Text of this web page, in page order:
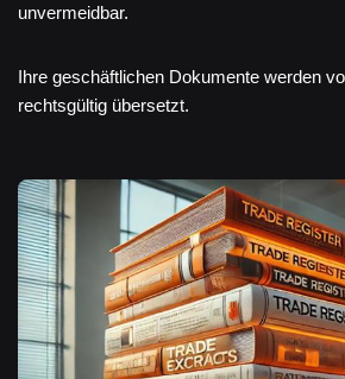
unvermeidbar.
Ihre geschäftlichen Dokumente werden
rechtsgültig übersetzt.